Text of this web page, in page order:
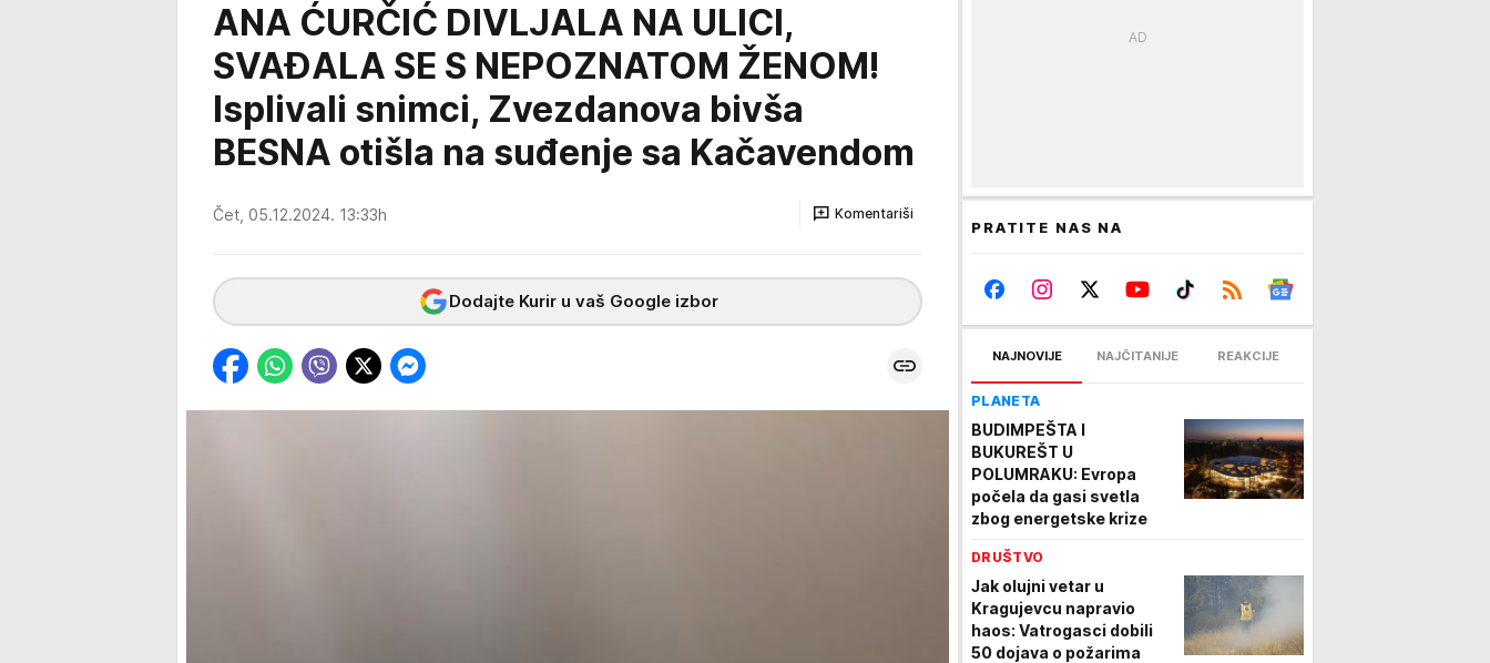
ANA ĆURČIĆ DIVLJALA NA ULICI,
SVAĐALA SE S NEPOZNATOM ŽENOM!
Isplivali snimci, Zvezdanova bivša
BESNA otišla na suđenje sa Kačavendom
Čet, 05.12.2024. 13:33h Komentariši
Dodajte Kurir u vaš Google izbor
PRATITE NAS NA
NAJNOVIJE NAJČITANIJE REAKCIJE
PLANETA
BUDIMPEŠTA I
BUKUREŠT U
POLUMRAKU: Evropa
počela da gasi svetla
zbog energetske krize
DRUŠTVO
Jak olujni vetar u
Kragujevcu napravio
haos: Vatrogasci dobili
50 dojava o požarima